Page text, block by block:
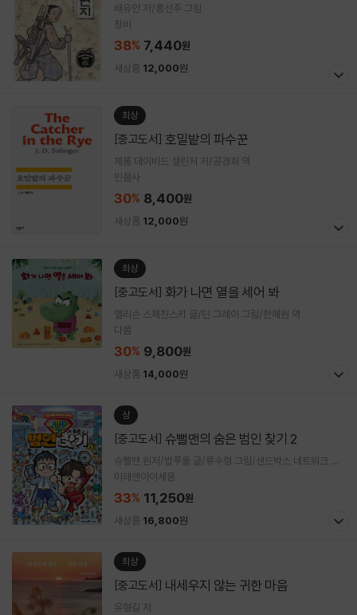
배유안 저/홍선주 그림
창비
38% 7,440원
새상품 12,000원
최상
[중고도서] 호밀밭의 파수꾼
제롬 데이비드 샐린저 저/공경희 역
민음사
30% 8,400원
새상품 12,000원
최상
[중고도서] 화가 나면 열을 세어 봐
앨리슨 스체친스키 글/딘 그레이 그림/한혜원 역
다봄
30% 9,800원
새상품 14,000원
상
[중고도서] 슈뻘맨의 숨은 범인 찾기 2
슈뻘맨 원저/밥푸울 글/류수형 그림/샌드박스 네트워크 감
수
미래엔아이세움
33% 11,250원
새상품 16,800원
최상
[중고도서] 내세우지 않는 귀한 마음
유형길 저